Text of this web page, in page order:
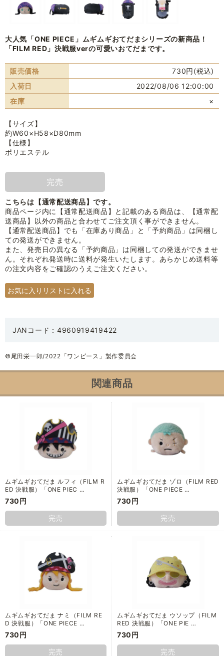
大人気「ONE PIECE」ムギムギおてだまシリーズの新商品！
「FILM RED」決戦服verの可愛いおてだまです。
販売価格
730円(税込)
入荷日
2022/08/06 12:00:00
在庫
×
【サイズ】
約W60×H58×D80mm
【仕様】
ポリエステル
完売
こちらは【通常配送商品】です。
商品ページ内に【通常配送商品】と記載のある商品は、【通常配
送商品】以外の商品と合わせてご注文頂く事ができません。
【通常配送商品】でも「在庫あり商品」と「予約商品」は同梱し
ての発送ができません。
また、発売日の異なる「予約商品」は同梱しての発送ができませ
ん。それぞれ発送時に送料が発生いたします。あらかじめ送料等
の注文内容をご確認のうえご注文ください。
JANコード：4960919419422
©尾田栄一郎/2022「ワンピース」製作委員会
関連商品
ムギムギおてだま ルフィ（FILM R
ED 決戦服）「ONE PIEC …
730円
完売
ムギムギおてだま ゾロ（FILM RED
決戦服）「ONE PIECE …
730円
完売
ムギムギおてだま ナミ（FILM RE
D 決戦服）「ONE PIECE …
730円
完売
ムギムギおてだま ウソップ（FILM
RED 決戦服）「ONE PIE …
730円
完売